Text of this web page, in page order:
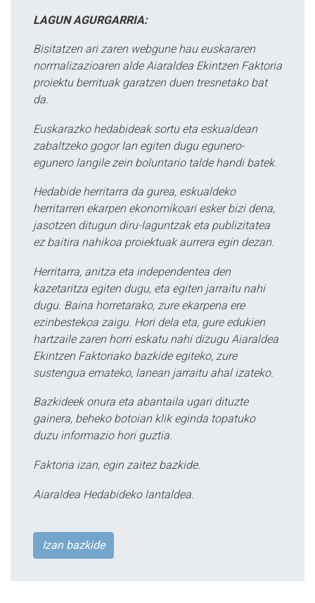
LAGUN AGURGARRIA:
Bisitatzen ari zaren webgune hau euskararen
normalizazioaren alde Aiaraldea Ekintzen Faktoria
proiektu berrituak garatzen duen tresnetako bat
da.
Euskarazko hedabideak sortu eta eskualdean
zabaltzeko gogor lan egiten dugu egunero-
egunero langile zein boluntario talde handi batek.
Hedabide herritarra da gurea, eskualdeko
herritarren ekarpen ekonomikoari esker bizi dena,
jasotzen ditugun diru-laguntzak eta publizitatea
ez baitira nahikoa proiektuak aurrera egin dezan.
Herritarra, anitza eta independentea den
kazetaritza egiten dugu, eta egiten jarraitu nahi
dugu. Baina horretarako, zure ekarpena ere
ezinbestekoa zaigu. Hori dela eta, gure edukien
hartzaile zaren horri eskatu nahi dizugu Aiaraldea
Ekintzen Faktoriako bazkide egiteko, zure
sustengua emateko, lanean jarraitu ahal izateko.
Bazkideek onura eta abantaila ugari dituzte
gainera, beheko botoian klik eginda topatuko
duzu informazio hori guztia.
Faktoria izan, egin zaitez bazkide.
Aiaraldea Hedabideko lantaldea.
Izan bazkide